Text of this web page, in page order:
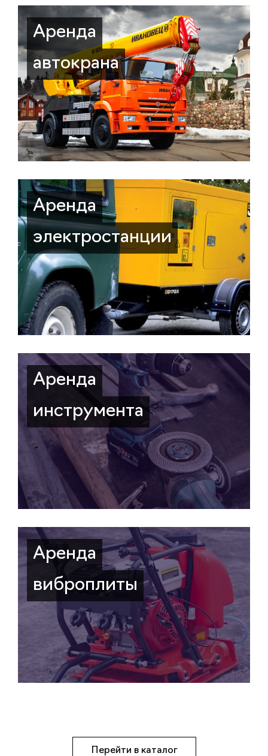
Аренда
автокрана
Аренда
электростанции
Аренда
инструмента
Аренда
виброплиты
Перейти в каталог